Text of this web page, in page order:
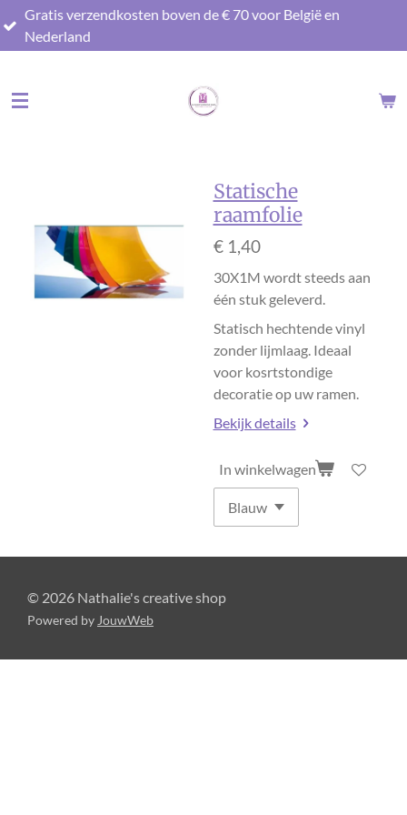
Ga
direct
hoofdinhoud
boven de € 70 voor België en
Statische
raamfolie
€ 1,40
30X1M wordt steeds aan
één stuk geleverd.
Statisch hechtende vinyl
zonder lijmlaag. Ideaal
voor kosrtstondige
decoratie op uw ramen.
Bekijk details
In winkelwagen
© 2026 Nathalie's creative shop
Powered by JouwWeb